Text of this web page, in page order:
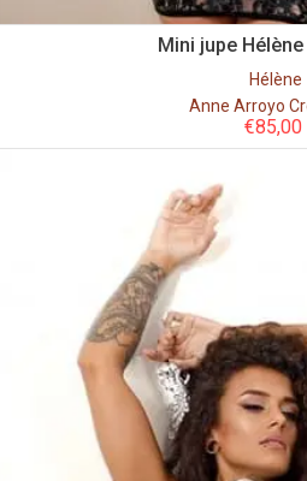
Mini jupe
Hélène
Anne Arroyo
€85,00